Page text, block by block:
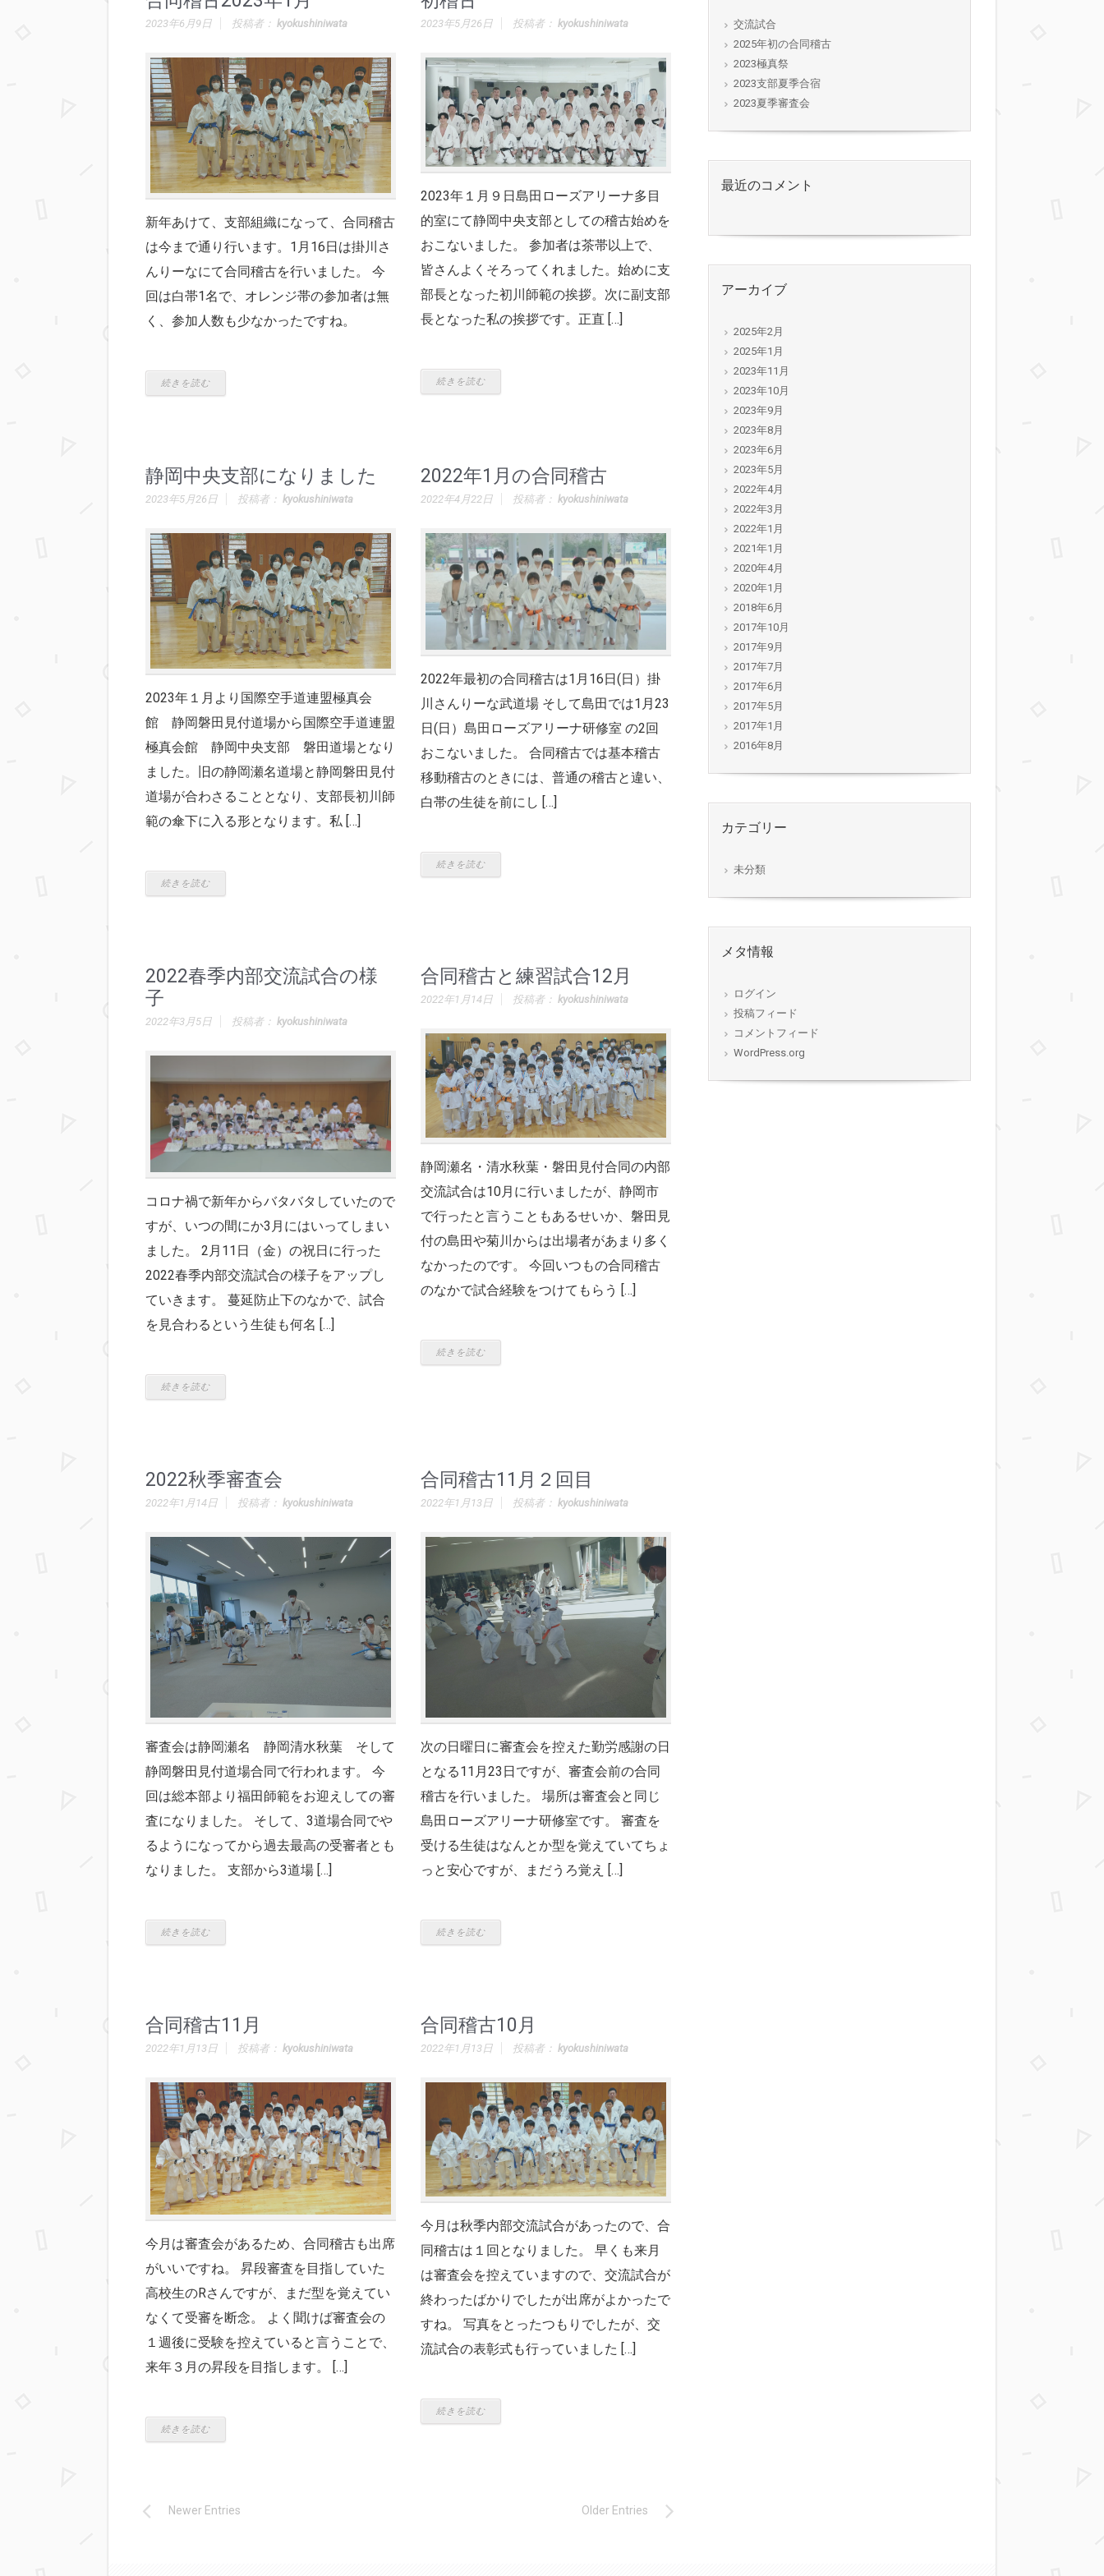
2023年6月9日 投稿者： kyokushiniwata
新年あけて、支部組織になって、合同稽古
は今まで通り行います。1月16日は掛川さ
んりーなにて合同稽古を行いました。 今
回は白帯1名で、オレンジ帯の参加者は無
く、参加人数も少なかったですね。
続きを読む
2023年5月26日 投稿者： kyokushiniwata
2023年１月９日島田ローズアリーナ多目
的室にて静岡中央支部としての稽古始めを
おこないました。 参加者は茶帯以上で、
皆さんよくそろってくれました。始めに支
部長となった初川師範の挨拶。次に副支部
長となった私の挨拶です。正直 […]
続きを読む
静岡中央支部になりました
2023年5月26日 投稿者： kyokushiniwata
2023年１月より国際空手道連盟極真会
館 静岡磐田見付道場から国際空手道連盟
極真会館 静岡中央支部 磐田道場となり
ました。旧の静岡瀬名道場と静岡磐田見付
道場が合わさることとなり、支部長初川師
範の傘下に入る形となります。私 […]
続きを読む
2022年1月の合同稽古
2022年4月22日 投稿者： kyokushiniwata
2022年最初の合同稽古は1月16日(日）掛
川さんりーな武道場 そして島田では1月23
日(日）島田ローズアリーナ研修室 の2回
おこないました。 合同稽古では基本稽古
移動稽古のときには、普通の稽古と違い、
白帯の生徒を前にし […]
続きを読む
2022春季内部交流試合の様
子
2022年3月5日 投稿者： kyokushiniwata
コロナ禍で新年からバタバタしていたので
すが、いつの間にか3月にはいってしまい
ました。 2月11日（金）の祝日に行った
2022春季内部交流試合の様子をアップし
ていきます。 蔓延防止下のなかで、試合
を見合わるという生徒も何名 […]
続きを読む
合同稽古と練習試合12月
2022年1月14日 投稿者： kyokushiniwata
静岡瀬名・清水秋葉・磐田見付合同の内部
交流試合は10月に行いましたが、静岡市
で行ったと言うこともあるせいか、磐田見
付の島田や菊川からは出場者があまり多く
なかったのです。 今回いつもの合同稽古
のなかで試合経験をつけてもらう […]
続きを読む
2022秋季審査会
2022年1月14日 投稿者： kyokushiniwata
審査会は静岡瀬名 静岡清水秋葉 そして
静岡磐田見付道場合同で行われます。 今
回は総本部より福田師範をお迎えしての審
査になりました。 そして、3道場合同でや
るようになってから過去最高の受審者とも
なりました。 支部から3道場 […]
続きを読む
合同稽古11月２回目
2022年1月13日 投稿者： kyokushiniwata
次の日曜日に審査会を控えた勤労感謝の日
となる11月23日ですが、審査会前の合同
稽古を行いました。 場所は審査会と同じ
島田ローズアリーナ研修室です。 審査を
受ける生徒はなんとか型を覚えていてちょ
っと安心ですが、まだうろ覚え […]
続きを読む
合同稽古11月
2022年1月13日 投稿者： kyokushiniwata
今月は審査会があるため、合同稽古も出席
がいいですね。 昇段審査を目指していた
高校生のRさんですが、まだ型を覚えてい
なくて受審を断念。 よく聞けば審査会の
１週後に受験を控えていると言うことで、
来年３月の昇段を目指します。 […]
続きを読む
合同稽古10月
2022年1月13日 投稿者： kyokushiniwata
今月は秋季内部交流試合があったので、合
同稽古は１回となりました。 早くも来月
は審査会を控えていますので、交流試合が
終わったばかりでしたが出席がよかったで
すね。 写真をとったつもりでしたが、交
流試合の表彰式も行っていました […]
続きを読む
Newer Entries Older Entries
交流試合
2025年初の合同稽古
2023極真祭
2023支部夏季合宿
2023夏季審査会
最近のコメント
アーカイブ
2025年2月
2025年1月
2023年11月
2023年10月
2023年9月
2023年8月
2023年6月
2023年5月
2022年4月
2022年3月
2022年1月
2021年1月
2020年4月
2020年1月
2018年6月
2017年10月
2017年9月
2017年7月
2017年6月
2017年5月
2017年1月
2016年8月
カテゴリー
未分類
メタ情報
ログイン
投稿フィード
コメントフィード
WordPress.org